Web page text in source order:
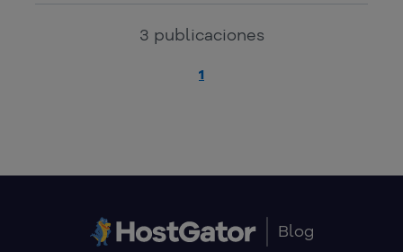
3 publicaciones
1
Blog